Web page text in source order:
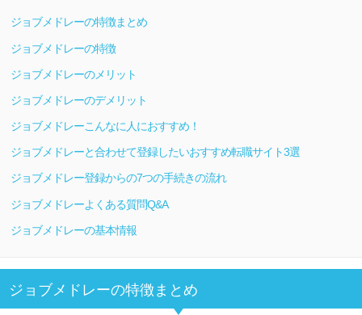
ジョブメドレーの特徴まとめ
ジョブメドレーの特徴
ジョブメドレーのメリット
ジョブメドレーのデメリット
ジョブメドレーこんなに人におすすめ！
ジョブメドレーと合わせて登録したいおすすめ転職サイト3選
ジョブメドレー登録からの7つの手続きの流れ
ジョブメドレーよくある質問Q&A
ジョブメドレーの基本情報
ジョブメドレーの特徴まとめ